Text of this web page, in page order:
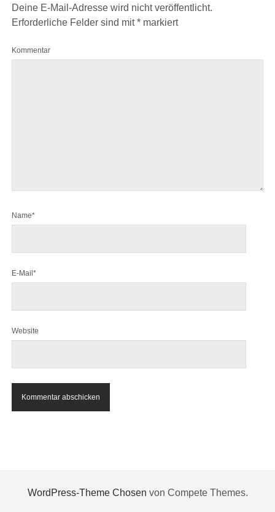
Deine E-Mail-Adresse wird nicht veröffentlicht.
Erforderliche Felder sind mit*markiert
Kommentar
Name*
E-Mail*
Website
WordPress-Theme Chosen von Compete Themes.